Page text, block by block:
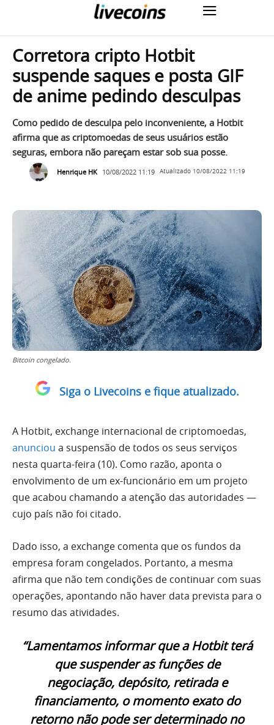
Corretora cripto Hotbit
suspende saques e posta GIF
de anime pedindo desculpas
Como pedido de desculpa pelo inconveniente, a Hotbit
afirma que as criptomoedas de seus usuários estão
seguras, embora não pareçam estar sob sua posse.
Henrique HK 10/08/2022 11:19 Atualizado 10/08/2022 11:19
Bitcoin congelado.
Siga o Livecoins e fique atualizado.
A Hotbit, exchange internacional de criptomoedas,
anunciou a suspensão de todos os seus serviços
nesta quarta-feira (10). Como razão, aponta o
envolvimento de um ex-funcionário em um projeto
que acabou chamando a atenção das autoridades —
cujo país não foi citado.
Dado isso, a exchange comenta que os fundos da
empresa foram congelados. Portanto, a mesma
afirma que não tem condições de continuar com suas
operações, apontando não haver data prevista para o
resumo das atividades.
“Lamentamos informar que a Hotbit terá
que suspender as funções de
negociação, depósito, retirada e
financiamento, o momento exato do
retorno não pode ser determinado no